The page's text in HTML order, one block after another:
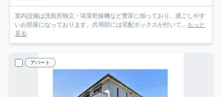
室内設備は洗面所独立・浴室乾燥機など豊富に揃っており、過ごしやす
いお部屋になっております。共用部には宅配ボックスが付いて... もっと
見る
アパート